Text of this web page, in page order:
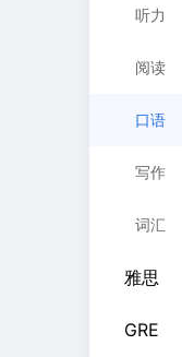
听力
阅读
口语
写作
词汇
雅思
GRE